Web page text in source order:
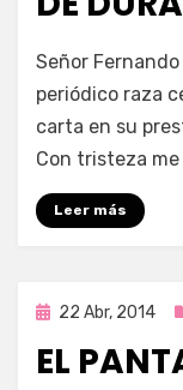
por Enrique
Señor
periódico raza
carta en su
Con tristeza me
Leer más
Publicada
22 Abr, 2014
EL